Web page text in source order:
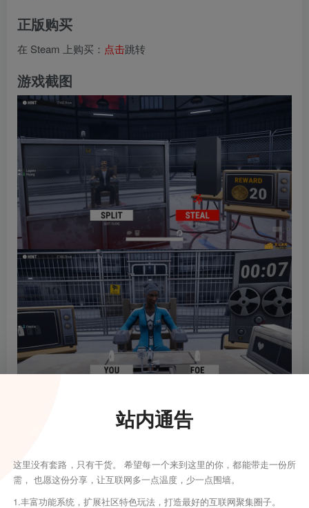
正版购买
在 Steam 上购买： 点击跳转
游戏截图
站内通告
这里没有套路，只有干货。 希望每一个来到这里的你，都能带走一份所
需， 也愿这份分享，让互联网多一点温度，少一点围墙。
1.丰富功能系统，扩展社区特色玩法，打造最好的互联网聚集圈子。